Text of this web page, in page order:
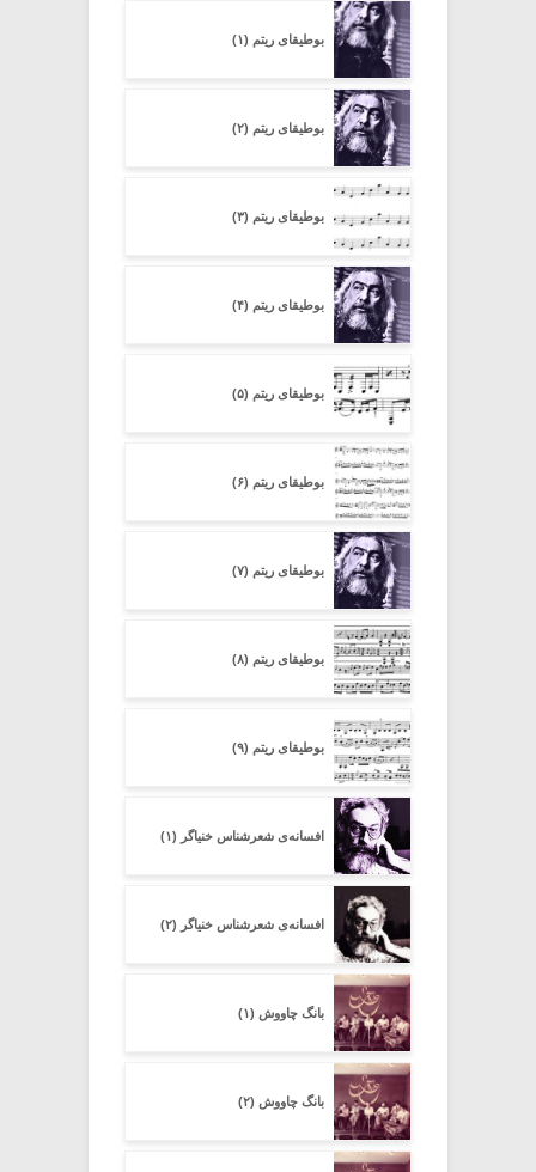
بوطیقای ریتم (۱)
بوطیقای ریتم (۲)
بوطیقای ریتم (۳)
بوطیقای ریتم (۴)
بوطیقای ریتم (۵)
بوطیقای ریتم (۶)
بوطیقای ریتم (۷)
بوطیقای ریتم (۸)
بوطیقای ریتم (۹)
افسانه‌ی شعرشناسِ خنیاگر (۱)
افسانه‌ی شعرشناسِ خنیاگر (۲)
بانگ چاووش (۱)
بانگ چاووش (۲)